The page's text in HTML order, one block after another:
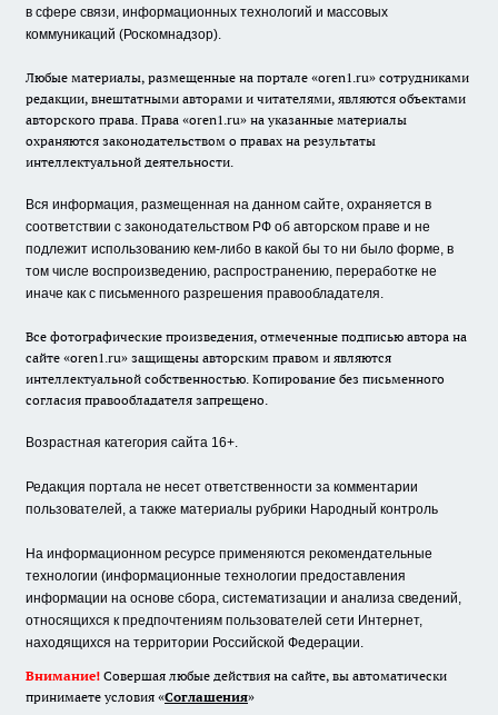
в сфере связи, информационных технологий и массовых
коммуникаций (Роскомнадзор).
Любые материалы, размещенные на портале «oren1.ru» сотрудниками
редакции, внештатными авторами и читателями, являются объектами
авторского права. Права «oren1.ru» на указанные материалы
охраняются законодательством о правах на результаты
интеллектуальной деятельности.
Вся информация, размещенная на данном сайте, охраняется в
соответствии с законодательством РФ об авторском праве и не
подлежит использованию кем-либо в какой бы то ни было форме, в
том числе воспроизведению, распространению, переработке не
иначе как с письменного разрешения правообладателя.
Все фотографические произведения, отмеченные подписью автора на
сайте «oren1.ru» защищены авторским правом и являются
интеллектуальной собственностью. Копирование без письменного
согласия правообладателя запрещено.
Возрастная категория сайта 16+.
Редакция портала не несет ответственности за комментарии
пользователей, а также материалы рубрики Народный контроль
На информационном ресурсе применяются рекомендательные
технологии (информационные технологии предоставления
информации на основе сбора, систематизации и анализа сведений,
относящихся к предпочтениям пользователей сети Интернет,
находящихся на территории Российской Федерации.
Внимание! Совершая любые действия на сайте, вы автоматически
принимаете условия «Cоглашения»